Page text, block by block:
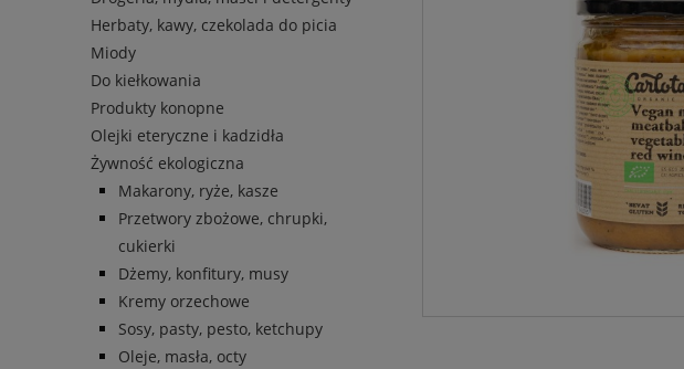
Herbaty, kawy, czekolada do picia
Miody
Do kiełkowania
Produkty konopne
Olejki eteryczne i kadzidła
Żywność ekologiczna
Makarony, ryże, kasze
Przetwory zbożowe, chrupki,
cukierki
Dżemy, konfitury, musy
Kremy orzechowe
Sosy, pasty, pesto, ketchupy
Oleje, masła, octy